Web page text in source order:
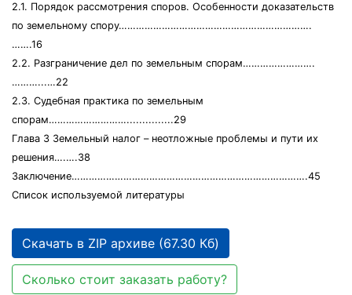
2.1. Порядок рассмотрения споров. Особенности доказательств
по земельному спору………………………………………………………….
…….16
2.2. Разграничение дел по земельным спорам…………………….
………...…22
2.3. Судебная практика по земельным
спорам………………………...............29
Глава 3 Земельный налог – неотложные проблемы и пути их
решения….….38
Заключение……………………………………………………………………….45
Список используемой литературы
Скачать в ZIP архиве (67.30 Кб)
Сколько стоит заказать работу?